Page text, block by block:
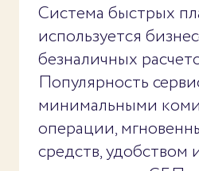
Система быстрых
используется
безналичных
Популярность
минимальными
операции,
средств, удобством